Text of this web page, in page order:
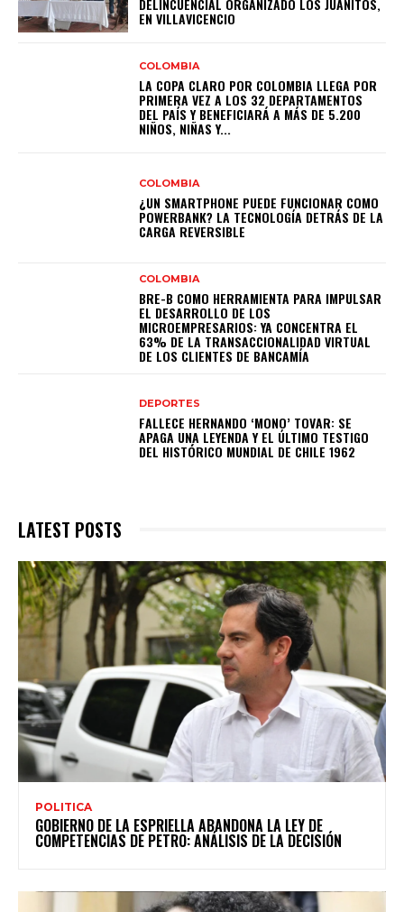
DELINCUENCIAL ORGANIZADO LOS JUANITOS,
EN VILLAVICENCIO
COLOMBIA
LA COPA CLARO POR COLOMBIA LLEGA POR
PRIMERA VEZ A LOS 32 DEPARTAMENTOS
DEL PAÍS Y BENEFICIARÁ A MÁS DE 5.200
NIÑOS, NIÑAS Y...
COLOMBIA
¿UN SMARTPHONE PUEDE FUNCIONAR COMO
POWERBANK? LA TECNOLOGÍA DETRÁS DE LA
CARGA REVERSIBLE
COLOMBIA
BRE-B COMO HERRAMIENTA PARA IMPULSAR
EL DESARROLLO DE LOS
MICROEMPRESARIOS: YA CONCENTRA EL
63% DE LA TRANSACCIONALIDAD VIRTUAL
DE LOS CLIENTES DE BANCAMÍA
DEPORTES
FALLECE HERNANDO ‘MONO’ TOVAR: SE
APAGA UNA LEYENDA Y EL ÚLTIMO TESTIGO
DEL HISTÓRICO MUNDIAL DE CHILE 1962
LATEST POSTS
POLITICA
GOBIERNO DE LA ESPRIELLA ABANDONA LA LEY DE
COMPETENCIAS DE PETRO: ANÁLISIS DE LA DECISIÓN